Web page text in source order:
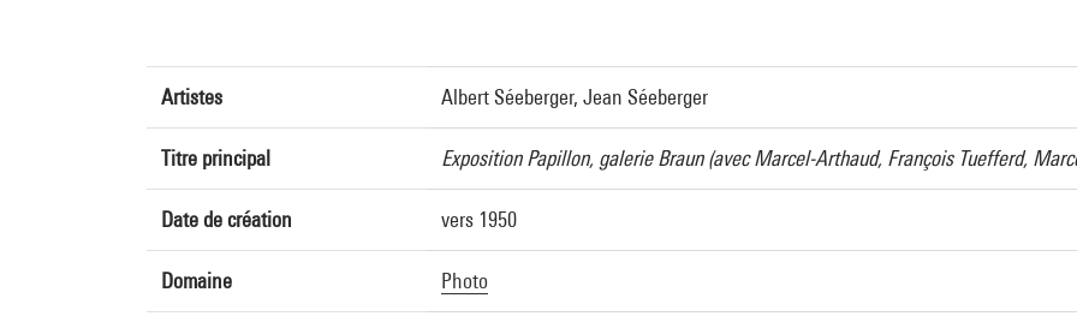
Artistes Albert Séeberger, Jean Séeberger
Titre principal Exposition Papillon, galerie Braun (avec Marcel-Arthaud, François Tuefferd,
Date de création vers 1950
Domaine Photo